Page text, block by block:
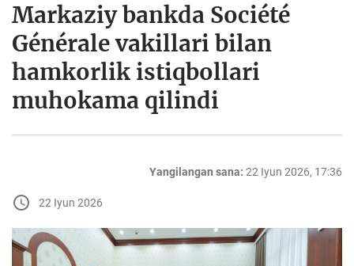
Markaziy bankda Société
Générale vakillari bilan
hamkorlik istiqbollari
muhokama qilindi
Yangilangan sana: 22 Iyun 2026, 17:36
22 Iyun 2026